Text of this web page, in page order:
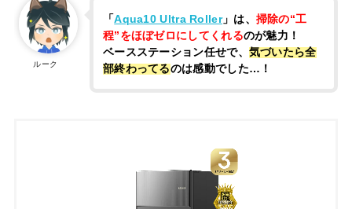
ルーク
「Aqua10 Ultra Roller」は、 掃除の“工
程”をほぼゼロにしてくれるのが魅力！
ベースステーション任せで、 気づいたら全
部終わってるのは感動でした…！